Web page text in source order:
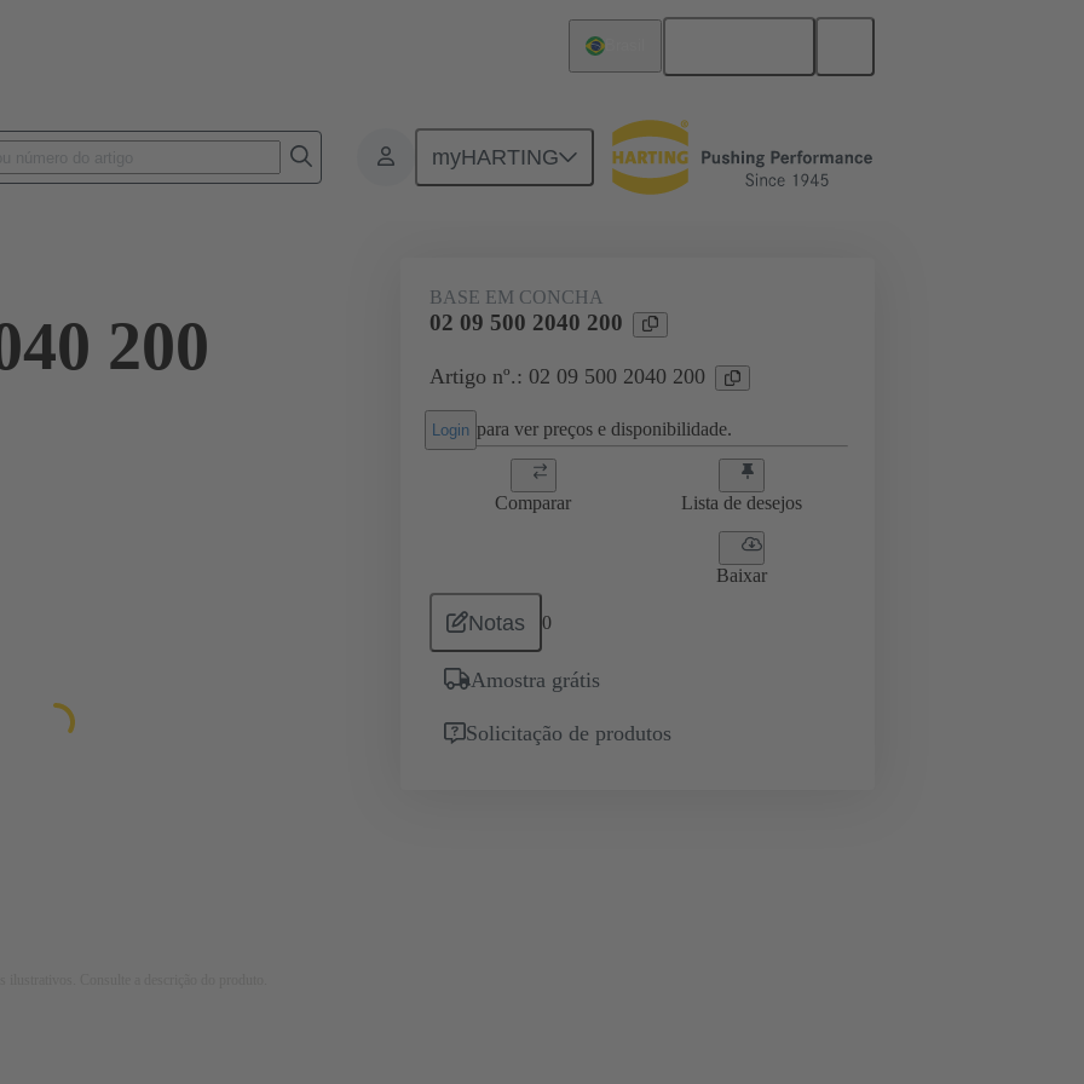
myHARTING
200
BASE EM CONCHA
02 09 500 2040 200
Artigo nº.: 02 09 500 2040 200
Login para ver preços e disponibilidade.
Comparar Lista de desejos
Baixar
Notas 0
Amostra grátis
Solicitação de produtos